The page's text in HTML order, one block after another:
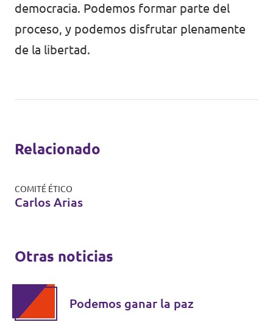
democracia. Podemos formar parte del
proceso, y podemos disfrutar plenamente
de la libertad.
Relacionado
COMITÉ ÉTICO
Carlos Arias
Otras noticias
Podemos ganar la paz